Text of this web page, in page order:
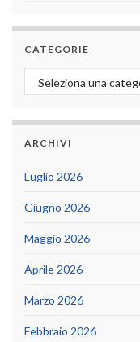
CATEGORIE
Categorie
ARCHIVI
Luglio 2026
Giugno 2026
Maggio 2026
Aprile 2026
Marzo 2026
Febbraio 2026